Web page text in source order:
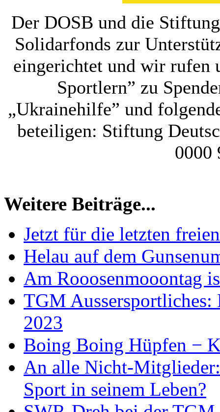
Der DOSB und die
Solidarfonds zur
eingerichtet und wir rufen
Sportlern” zu
„Ukrainehilfe” und
beteiligen: Stiftung
0000
Weitere Beiträge...
Jetzt für die letzten
Helau auf dem
Am Rooosenmooontag
TGM
2023
Boing Boing Hüpfen −
An alle Nicht-
Sport in seinem Leben?